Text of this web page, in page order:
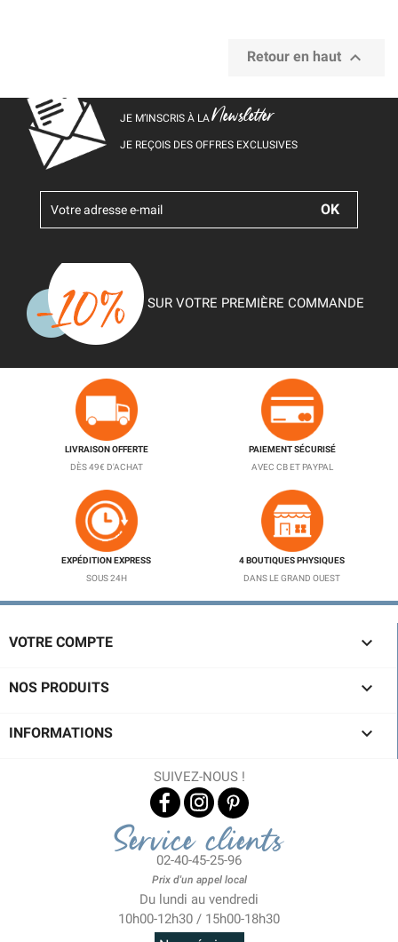
Retour en haut 
JE M’INSCRIS À LANewsletter
JE REÇOIS DES OFFRES EXCLUSIVES
SUR VOTRE PREMIÈRE COMMANDE
LIVRAISON OFFERTE
DÈS 49€ D'ACHAT
PAIEMENT SÉCURISÉ
AVEC CB ET PAYPAL
EXPÉDITION EXPRESS
SOUS 24H
4 BOUTIQUES PHYSIQUES
DANS LE GRAND OUEST
VOTRE COMPTE 
NOS PRODUITS 
INFORMATIONS 
SUIVEZ-NOUS !
Service clients
02-40-45-25-96
Prix d'un appel local
Du lundi au vendredi
10h00-12h30 / 15h00-18h30